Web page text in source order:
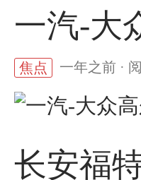
一汽-大
焦点 一年之前 ·
长安福